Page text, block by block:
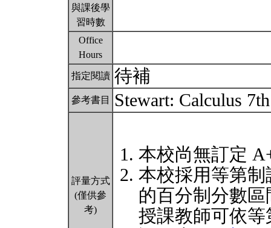
與課後學
習時數
Office
Hours
指定閱讀 待補
參考書目 Stewart: Calculus
評量方式
(僅供參
考)
本校尚無訂定
本校採用等第
的百分制分數
授課教師可依